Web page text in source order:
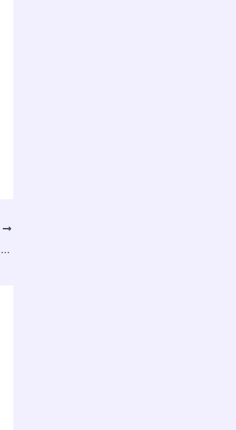
Estimez votre assurance habitation en ligne – Comparez et obtenez votre devis instantanément